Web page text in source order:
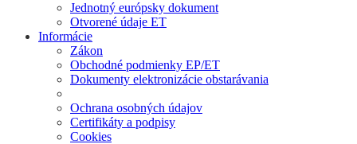
Jednotný európsky dokument
Otvorené údaje ET
Informácie
Zákon
Obchodné podmienky EP/ET
Dokumenty elektronizácie obstarávania
Ochrana osobných údajov
Certifikáty a podpisy
Cookies